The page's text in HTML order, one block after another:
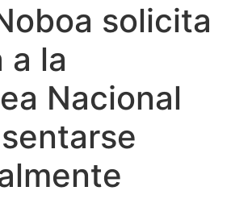
solicita
a la
Nacional